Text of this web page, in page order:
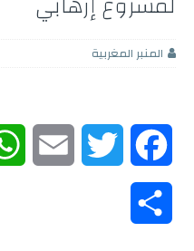
المنبر المغربية